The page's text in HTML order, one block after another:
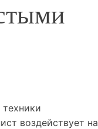
воздействует на